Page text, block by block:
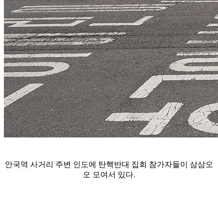
안국역 사거리 주변 인도에 탄핵반대 집회 참가자들이 삼삼오
오 모여서 있다.